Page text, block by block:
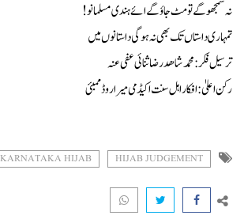
نہ سمجھوگے تو مٹ جاؤگے ائے ہندی مسلمانو!
تمہاری داستاں تک بھی نہ ہوگی داستانوں میں
ترسیل فکر: محمد شاھدرضا ثنائی عفی عنہ
رکن اعلیٰ : افکار اہل سنت اکیڈمی میراروڈ ممبئی
HIJAB JUDGEMENT
KARNATAKA HIJAB